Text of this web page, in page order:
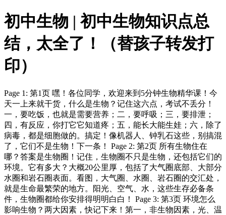
初中生物 | 初中生物知识点总
结，太全了！（替孩子转发打
印）
Page 1: 第1页 嘿！各位同学，欢迎来到5分钟生物精华课！今
天一上来就干货，什么是生物？记住这六点，考试不丢分！
一，要吃饭，也就是需要营养；二，要呼吸；三，要排泄；
四，有反应，你打它它知道疼；五，能长大能生娃；六，除了
病毒，都是细胞做的。搞定！像机器人、钟乳石这些，别搞混
了，它们不是生物！下一条！ Page 2: 第2页 所有生物住在
哪？答案是生物圈！记住，生物圈不只是生物，还包括它们的
环境。它有多大？大概20公里厚，包括了大气圈底部、大部分
水圈和岩石圈表面。看图，大气圈、水圈、岩石圈的交汇处，
就是生命最繁荣的地方。阳光、空气、水，这些生存必备条
件，生物圈都给你安排得明明白白！ Page 3: 第3页 环境怎么
影响生物？两大因素，快记下来！第一，非生物因素，光、温